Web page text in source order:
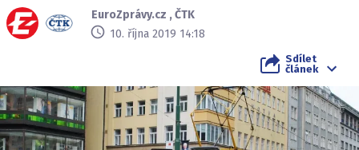
EuroZprávy.cz ,ČTK
10. října 2019 14:18
Sdílet
článek